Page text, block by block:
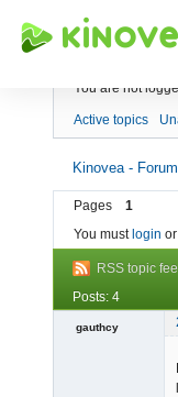
Index
You are not
Active topics
Kinovea -
Pages
1
You must login or
RSS topic
Posts: 4
gauthcy